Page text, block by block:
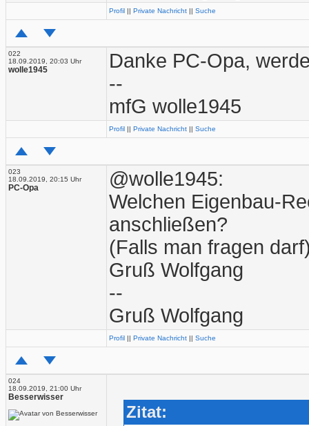
Profil || Private Nachricht || Suche
022
18.09.2019, 20:03 Uhr
wolle1945
Danke PC-Opa,
--
mfG wolle1945
Profil || Private Nachricht || Suche
023
18.09.2019, 20:15 Uhr
PC-Opa
@wolle1945:
Welchen Eigenbau-
anschließen?
(Falls man fragen
Gruß Wolfgang
--
Gruß Wolfgang
Profil || Private Nachricht || Suche
024
18.09.2019, 21:00 Uhr
Besserwisser
Zitat: